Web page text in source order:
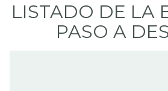
LISTADO DE LA
PASO A